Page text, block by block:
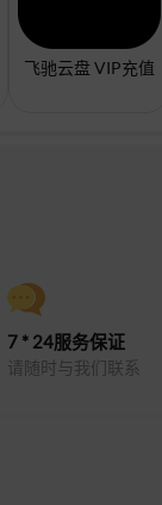
飞驰云盘 VIP充值
7 * 24服务保证
请随时与我们联系